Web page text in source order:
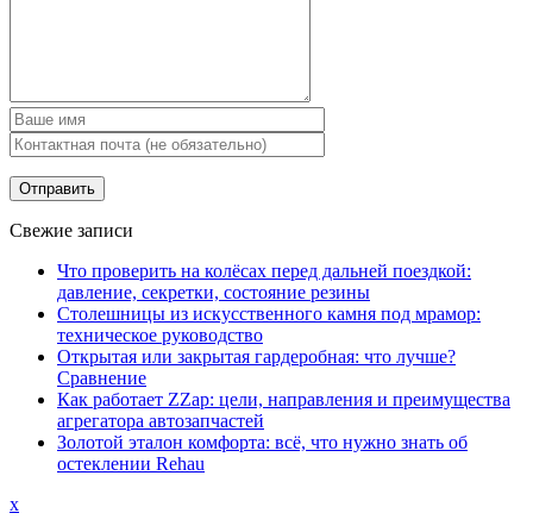
Свежие записи
Что проверить на колёсах перед дальней поездкой:
давление, секретки, состояние резины
Столешницы из искусственного камня под мрамор:
техническое руководство
Открытая или закрытая гардеробная: что лучше?
Сравнение
Как работает ZZap: цели, направления и преимущества
агрегатора автозапчастей
Золотой эталон комфорта: всё, что нужно знать об
остеклении Rehau
x